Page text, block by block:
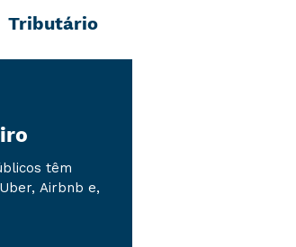
Tributário
têm
Airbnb e,